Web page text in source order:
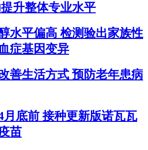
升整体专业水平
水平偏高 检测验出家族性
症基因变异
善生活方式 预防老年患病
月底前 接种更新版诺瓦瓦
苗